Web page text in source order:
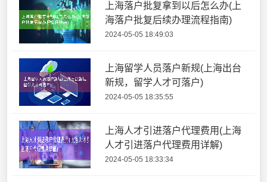
上海落户批复拿到以后怎么办(上
海落户批复后续办理流程指南)
2024-05-05 18:49:03
上海留学人员落户新规(上海出台
新规，留学人才可落户)
2024-05-05 18:35:55
上海人才引进落户代理费用(上海
人才引进落户代理费用详解)
2024-05-05 18:33:34